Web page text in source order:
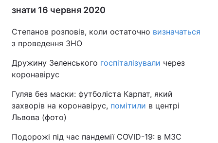
знати 16 червня 2020
Степанов розповів, коли остаточно визначаться
з проведення ЗНО
Дружину Зеленського госпіталізували через
коронавірус
Гуляв без маски: футболіста Карпат, який
захворів на коронавірус, помітили в центрі
Львова (фото)
Подорожі під час пандемії COVID-19: в МЗС